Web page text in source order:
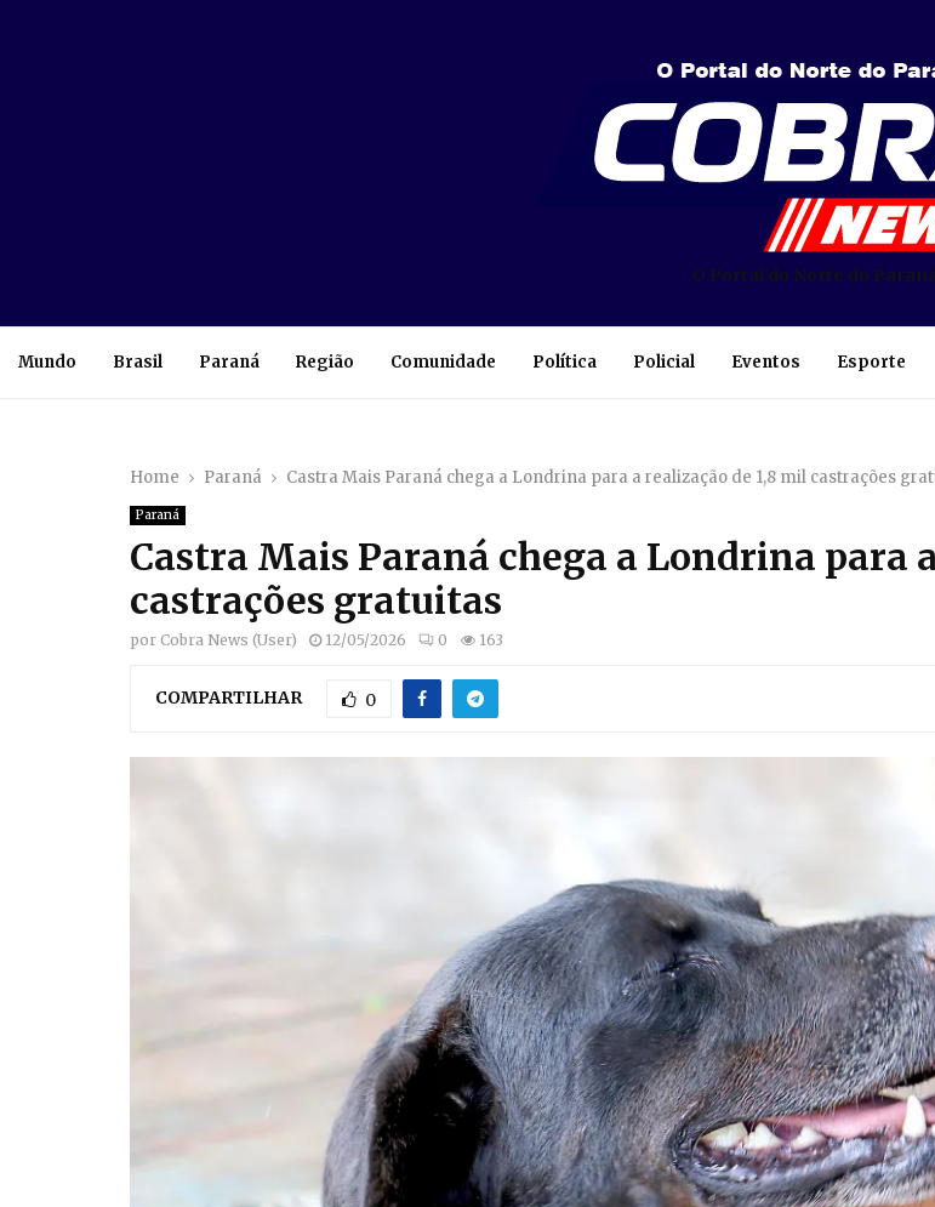
O Portal do Norte do
Mundo Brasil Paraná Região Comunidade Política Policial Eventos Esporte
Home Paraná Castra Mais Paraná chega a Londrina para a realização de 1,8 mil castrações
Paraná
Castra Mais Paraná chega a Londrina para
castrações gratuitas
por Cobra News (User) 12/05/2026 0 163
COMPARTILHAR 0